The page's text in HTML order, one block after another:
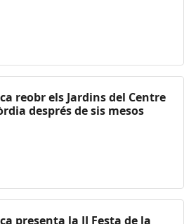
reobr els Jardins del Centre
després de sis mesos
presenta la II Festa de la